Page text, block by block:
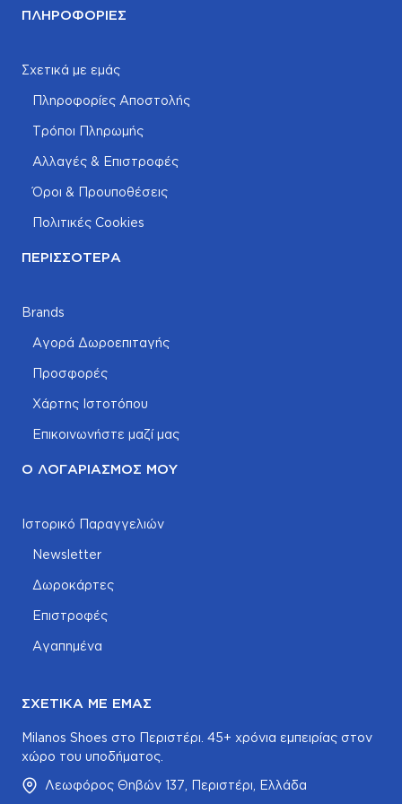
ΠΛΗΡΟΦΟΡΊΕΣ
Σχετικά με εμάς
Πληροφορίες Αποστολής
Τρόποι Πληρωμής
Αλλαγές & Επιστροφές
Όροι & Προυποθέσεις
Πολιτικές Cookies
ΠΕΡΙΣΣΌΤΕΡΑ
Brands
Αγορά Δωροεπιταγής
Προσφορές
Χάρτης Ιστοτόπου
Επικοινωνήστε μαζί μας
Ο ΛΟΓΑΡΙΑΣΜΌΣ ΜΟΥ
Ιστορικό Παραγγελιών
Newsletter
Δωροκάρτες
Επιστροφές
Αγαπημένα
ΣΧΕΤΙΚΆ ΜΕ ΕΜΆΣ
Milanos Shoes στο Περιστέρι. 45+ χρόνια εμπειρίας στον
χώρο του υποδήματος.
Λεωφόρος Θηβών 137, Περιστέρι, Ελλάδα